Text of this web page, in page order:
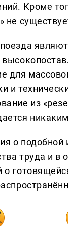
Кроме
не
для
и
из
о подобной
труда и
о